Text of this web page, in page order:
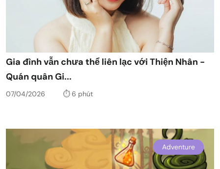
Gia đình vẫn chưa thể liên lạc với Thiện Nhân -
Quán quân Gi...
07/04/2026 ⏱️ 6 phút
Adventure